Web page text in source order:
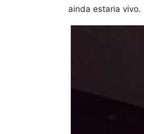
ainda estaria vivo.